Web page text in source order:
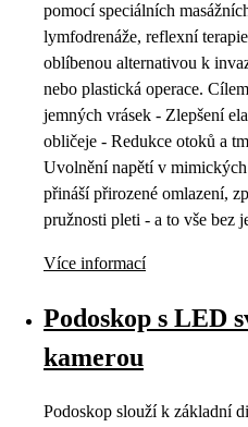
pomocí speciálních
lymfodrenáže, reflexní
oblíbenou alternativou k
nebo plastická operace.
jemných vrásek - Zlepšení
obličeje - Redukce otoků a
Uvolnění napětí v
přináší přirozené omlazení,
pružnosti pleti - a to vše bez
Více informací
Podoskop s LED
kamerou
Podoskop slouží k základní